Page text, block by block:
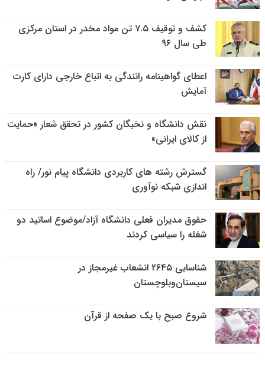
کشف و توقیف ۷.۵ تن مواد مخدر در استان مرکزی
طی سال ۹۶
اعطای گواهینامه رانندگی به اتباع خارجی دارای کارت
آمایش
نقش دانشگاه و نخبگان کشور در تحقق شعار «حمایت
از کالای ایرانی»
گسترش رشته های کاربردی دانشگاه پیام نور/ راه
اندازی شبکه نوآوری
حقوق مدیران فعلی دانشگاه آزاد/موضوع اساتید دو
شغله را سیاسی کردند
شناسایی ۲۶۴۵ انشعاب غیرمجاز در
سیستان‌وبلوچستان
شروع صبح با یک صفحه از قرآن